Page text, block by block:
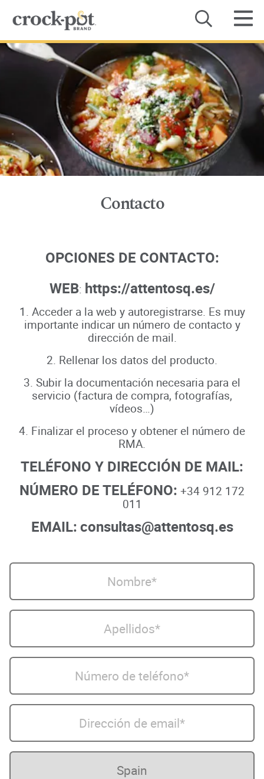
Categoría
Recetas
Dónde comprar
Sobre Nosotros
Contacto
OPCIONES DE CONTACTO:
WEB: https://attentosq.es/
1. Acceder a la web y autoregistrarse. Es muy
importante indicar un número de contacto y
dirección de mail.
2. Rellenar los datos del producto.
3. Subir la documentación necesaria para el
servicio (factura de compra, fotografías,
vídeos…)
4. Finalizar el proceso y obtener el número de
RMA.
TELÉFONO Y DIRECCIÓN DE MAIL:
NÚMERO DE TELÉFONO: +34 912 172
011
EMAIL:consultas@attentosq.es
$
Apellidos*
Número de teléfono*
Dirección de email*
País*